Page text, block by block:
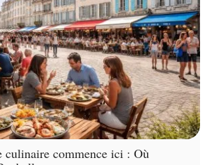
culinaire commence ici : Où